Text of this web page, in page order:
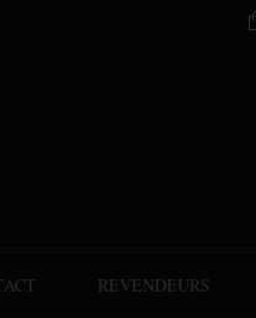
REVENDEURS